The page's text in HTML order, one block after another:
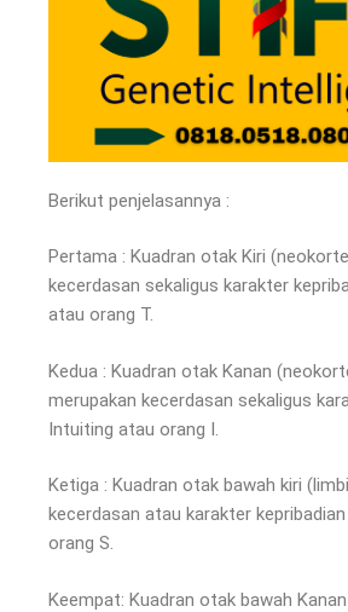
Berikut penjelasannya :
Pertama : Kuadran otak Kiri
kecerdasan sekaligus karakter
atau orang T.
Kedua : Kuadran otak Kanan
merupakan kecerdasan sekaligus
Intuiting atau orang I.
Ketiga : Kuadran otak bawah kiri
kecerdasan atau karakter
orang S.
Keempat: Kuadran otak bawah